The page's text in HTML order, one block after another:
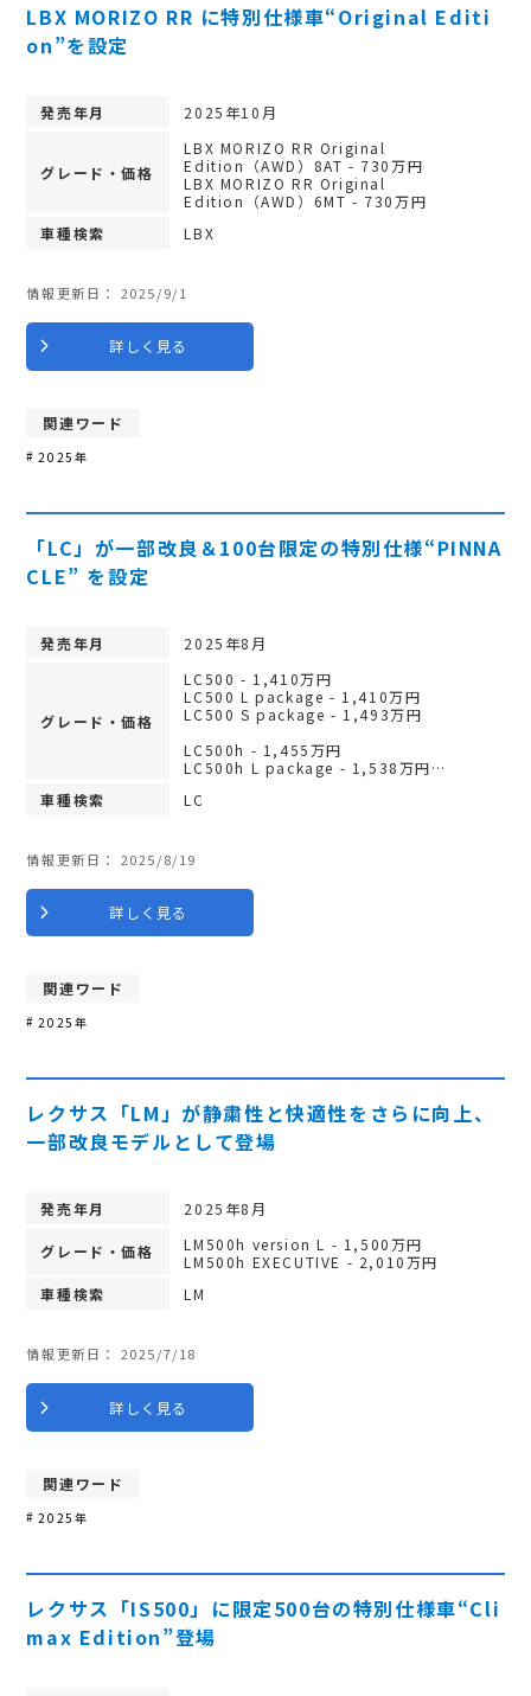
LBX MORIZO RR に特別仕様車“Original Editi
on”を設定
発売年月 2025年10月
グレード・価格
LBX MORIZO RR Original
Edition（AWD）8AT - 730万円
LBX MORIZO RR Original
Edition（AWD）6MT - 730万円
車種検索
LBX
情報更新日： 2025/9/1
詳しく見る
関連ワード
2025年
「LC」が一部改良＆100台限定の特別仕様“PINNA
CLE” を設定
発売年月 2025年8月
グレード・価格
LC500 - 1,410万円
LC500 L package - 1,410万円
LC500 S package - 1,493万円
LC500h - 1,455万円
LC500h L package - 1,538万円…
車種検索
LC
情報更新日： 2025/8/19
詳しく見る
関連ワード
2025年
レクサス「LM」が静粛性と快適性をさらに向上、
一部改良モデルとして登場
発売年月 2025年8月
グレード・価格
LM500h version L - 1,500万円
LM500h EXECUTIVE - 2,010万円
車種検索
LM
情報更新日： 2025/7/18
詳しく見る
関連ワード
2025年
レクサス「IS500」に限定500台の特別仕様車“Cli
max Edition”登場